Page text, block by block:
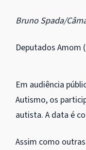
Bruno Spada/
Deputados Amom
Em audiência
Autismo, os
autista. A data é
Assim como